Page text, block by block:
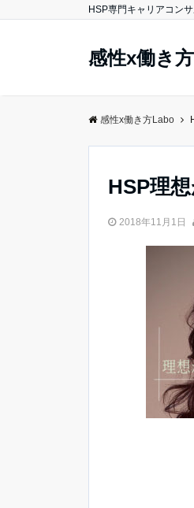
HSP専門キャリアコン
感性x働き
感性x働き方Labo
HSP理
2018年11月1日